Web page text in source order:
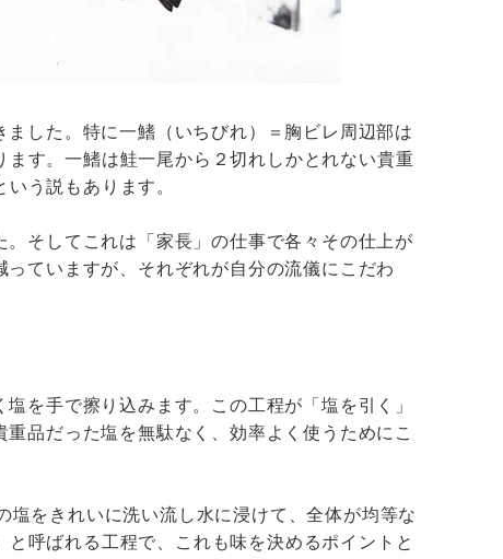
した。特に一鰭（いちびれ）＝胸ビレ周辺部は
す。一鰭は鮭一尾から２切れしかとれない貴重
う説もあります。
そしてこれは「家長」の仕事で各々その仕上が
ていますが、それぞれが自分の流儀にこだわ
を手で擦り込みます。この工程が「塩を引く」
品だった塩を無駄なく、効率よく使うためにこ
をきれいに洗い流し水に浸けて、全体が均等な
呼ばれる工程で、これも味を決めるポイントと